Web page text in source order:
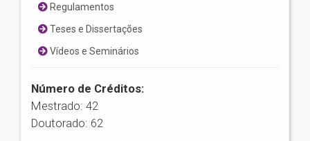
Regulamentos
Teses e Dissertações
Vídeos e Seminários
Número de Créditos:
Mestrado: 42
Doutorado: 62